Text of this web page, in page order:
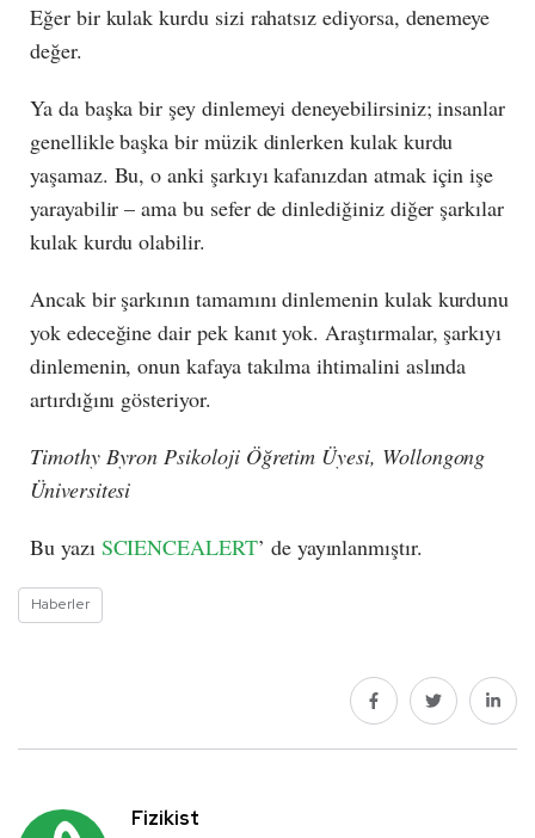
Eğer bir kulak kurdu sizi rahatsız ediyorsa, denemeye
değer.
Ya da başka bir şey dinlemeyi deneyebilirsiniz; insanlar
genellikle başka bir müzik dinlerken kulak kurdu
yaşamaz. Bu, o anki şarkıyı kafanızdan atmak için işe
yarayabilir – ama bu sefer de dinlediğiniz diğer şarkılar
kulak kurdu olabilir.
Ancak bir şarkının tamamını dinlemenin kulak kurdunu
yok edeceğine dair pek kanıt yok. Araştırmalar, şarkıyı
dinlemenin, onun kafaya takılma ihtimalini aslında
artırdığını gösteriyor.
Timothy Byron Psikoloji Öğretim Üyesi, Wollongong
Üniversitesi
Bu yazı SCIENCEALERT’ de yayınlanmıştır.
Haberler
Fizikist